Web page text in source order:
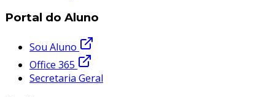
Portal do Aluno
Sou Aluno
Office 365
Secretaria Geral